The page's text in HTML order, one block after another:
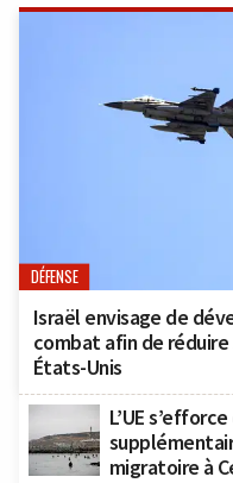
DÉFENSE
Israël envisage de
combat afin de
États-Unis
L’UE
migratoire à